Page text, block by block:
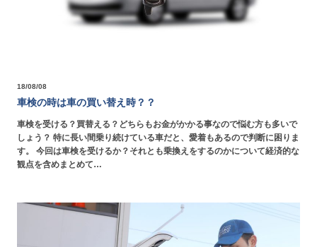
18/08/08
車検の時は車の買い替え時？？
車検を受ける？買替える？どちらもお金がかかる事なので悩む方も多いで
しょう？ 特に長い間乗り続けている車だと、愛着もあるので判断に困りま
す。 今回は車検を受けるか？それとも乗換えをするのかについて経済的な
観点を含めまとめて…